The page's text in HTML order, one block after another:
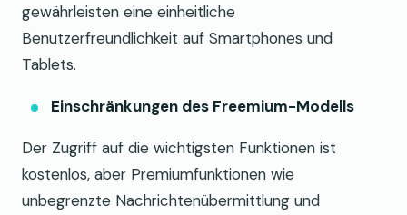
gewährleisten eine einheitliche
Benutzerfreundlichkeit auf Smartphones und
Tablets.
Einschränkungen des Freemium-Modells
Der Zugriff auf die wichtigsten Funktionen ist
kostenlos, aber Premiumfunktionen wie
unbegrenzte Nachrichtenübermittlung und